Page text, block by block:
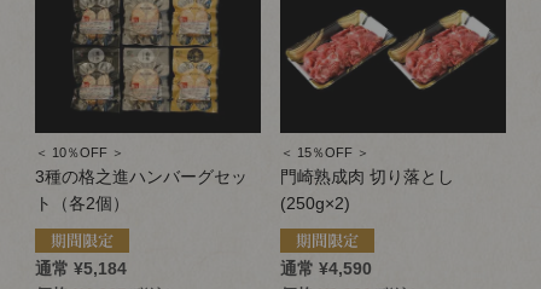
＜ 10％OFF ＞
3種の格之進ハンバーグセッ
ト（各2個）
通常 ¥5,184
＜ 15％OFF ＞
門崎熟成肉 切り落とし
(250g×2)
通常 ¥4,590